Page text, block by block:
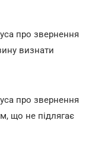
про звернення
визнати
про звернення
що не підлягає